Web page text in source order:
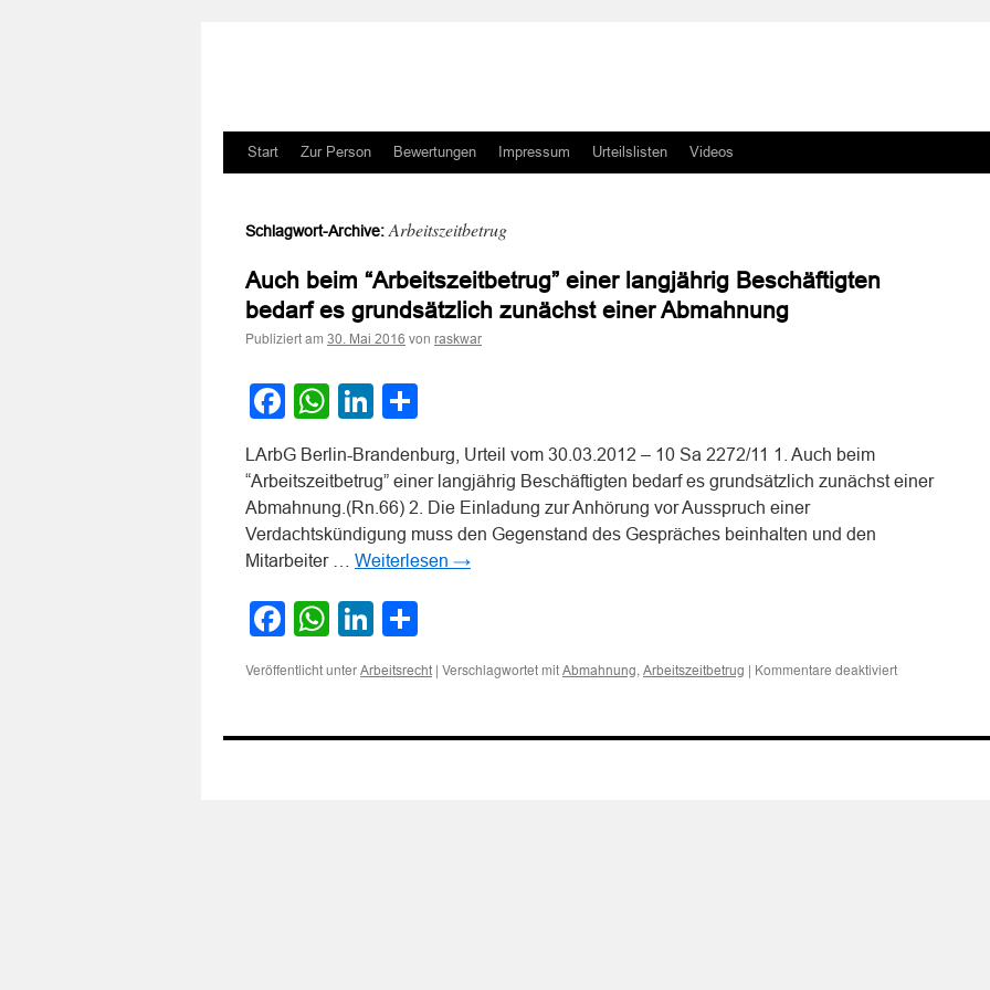
Zum
springen
Start Zur Person Bewertungen Impressum Urteilslisten Videos
Schlagwort-Archive: Arbeitszeitbetrug
Auch beim “Arbeitszeitbetrug” einer langjährig Beschäftigten
bedarf es grundsätzlich zunächst einer Abmahnung
Publiziert am 30. Mai 2016 von raskwar
Facebook
WhatsApp
LinkedIn
LArbG Berlin-Brandenburg, Urteil vom 30.03.2012 – 10 Sa 2272/11 1. Auch beim
“Arbeitszeitbetrug” einer langjährig Beschäftigten bedarf es grundsätzlich zunächst einer
Abmahnung.(Rn.66) 2. Die Einladung zur Anhörung vor Ausspruch einer
Verdachtskündigung muss den Gegenstand des Gespräches beinhalten und den
Mitarbeiter … Weiterlesen →
Facebook
WhatsApp
LinkedIn
Veröffentlicht unter Arbeitsrecht | Verschlagwortet mit Abmahnung, Arbeitszeitbetrug | Kommentare deaktiviertfür